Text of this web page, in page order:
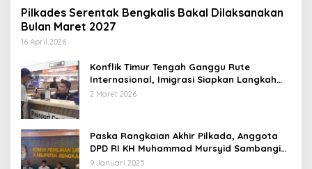
Pilkades Serentak Bengkalis Bakal Dilaksanakan
Bulan Maret 2027
16 April 2026
Konflik Timur Tengah Ganggu Rute
Internasional, Imigrasi Siapkan Langkah
Antisipatif
2 Maret 2026
Paska Rangkaian Akhir Pilkada, Anggota
DPD RI KH Muhammad Mursyid Sambangi
KPU Bengkalis
9 Januari 2025